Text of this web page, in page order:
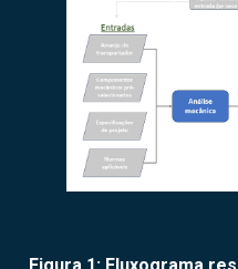
Figura 1: Fluxograma